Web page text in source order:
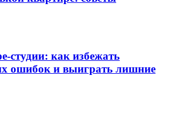
студии: как избежать
ошибок и выиграть лишние